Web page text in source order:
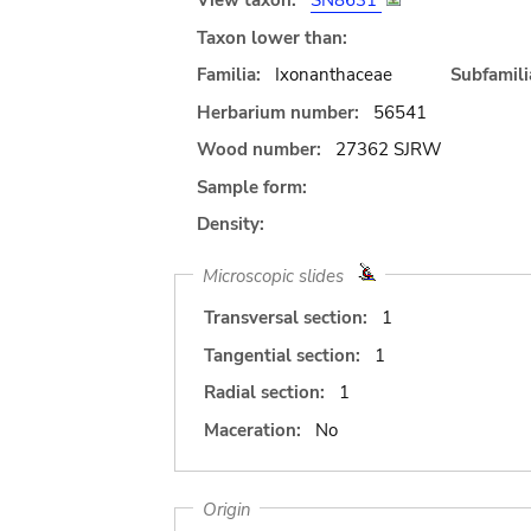
Taxon lower than:
Familia:
Ixonanthaceae
Herbarium number:
56541
Wood number:
27362 SJRW
Sample form:
Density:
Microscopic slides
Transversal section:
1
Tangential section:
1
Radial section:
1
Maceration:
No
Origin